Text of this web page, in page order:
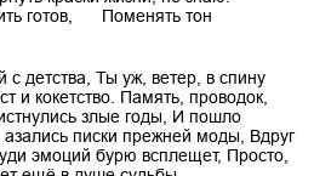
готов, Поменять тон
с детства, Ты уж, ветер, в спину
и кокетство. Память, проводок,
злые годы, И пошло
писки прежней моды, Вдруг
эмоций бурю всплещет, Просто,